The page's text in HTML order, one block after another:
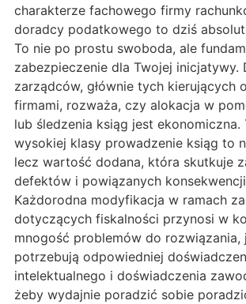
charakterze fachowego firmy
doradcy podatkowego to dziś
To nie po prostu swoboda, ale
zabezpieczenie dla Twojej inicjatywy.
zarządców, głównie tych kierujących
firmami, rozważa, czy alokacja w
lub śledzenia ksiąg jest ekonomiczna.
wysokiej klasy prowadzenie ksiąg to
lecz wartość dodana, która skutkuje
defektów i powiązanych
Każdorodna modyfikacja w ramach
dotyczących fiskalności przynosi w
mnogość problemów do rozwiązania,
potrzebują odpowiedniej
intelektualnego i doświadczenia
żeby wydajnie poradzić sobie